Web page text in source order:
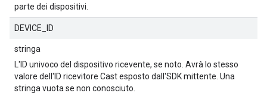
parte dei dispositivi.
DEVICE_ID
stringa
L'ID univoco del dispositivo ricevente, se noto. Avrà lo stesso
valore dell'ID ricevitore Cast esposto dall'SDK mittente. Una
stringa vuota se non conosciuto.